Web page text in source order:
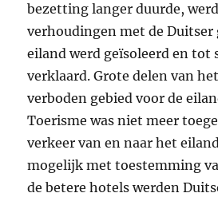
bezetting langer duurde,
verhoudingen met de
eiland werd geïsoleerd en tot
verklaard. Grote delen van
verboden gebied voor de
Toerisme was niet meer
verkeer van en naar het
mogelijk met toestemming
de betere hotels werden